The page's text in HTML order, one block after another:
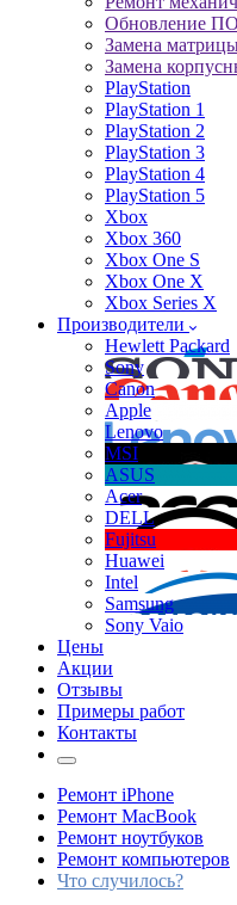
Обновление ПО
Замена
Замена
PlayStation
PlayStation 1
PlayStation 2
PlayStation 3
PlayStation 4
PlayStation 5
Xbox
Xbox 360
Xbox One S
Xbox One X
Xbox Series X
Производители
Hewlett Packard
Sony
Canon
Apple
Lenovo
MSI
ASUS
Acer
DELL
Fujitsu
Huawei
Intel
Samsung
Sony Vaio
Цены
Акции
Отзывы
Примеры работ
Контакты
Ремонт iPhone
Ремонт MacBook
Ремонт ноутбуков
Ремонт компьютеров
Что случилось?